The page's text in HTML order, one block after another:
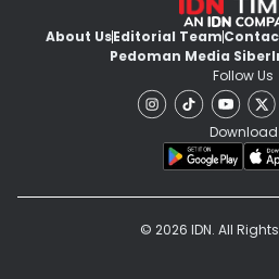
About UsEditorial Team
Pedoman Media Siber
Follow Us
Download
© 2026 IDN. All